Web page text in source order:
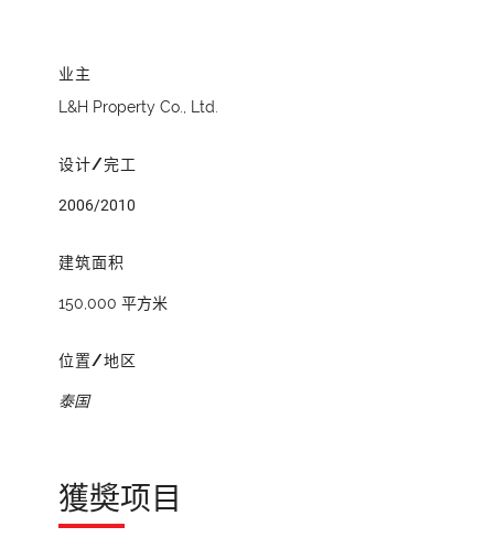
业主
L&H Property Co., Ltd.
设计/完工
2006/2010
建筑面积
150,000 平方米
位置/地区
泰国
獲奬项目